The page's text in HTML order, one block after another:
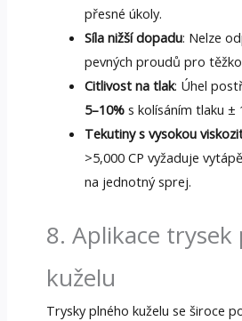
přesné úkoly.
Síla nižší dopadu: Nelze
pevných proudů pro
Citlivost na tlak: Úhel
5–10% s kolísáním tlaku ±
Tekutiny s vysokou
>5,000 CP vyžaduje
na jednotný sprej.
8. Aplikace trysek
kuželu
Trysky plného kuželu se široce